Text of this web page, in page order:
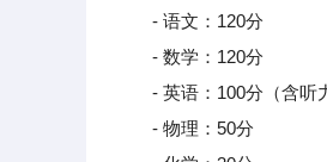
- 语文：120分
- 数学：120分
- 英语：100分（含听力
- 物理：50分